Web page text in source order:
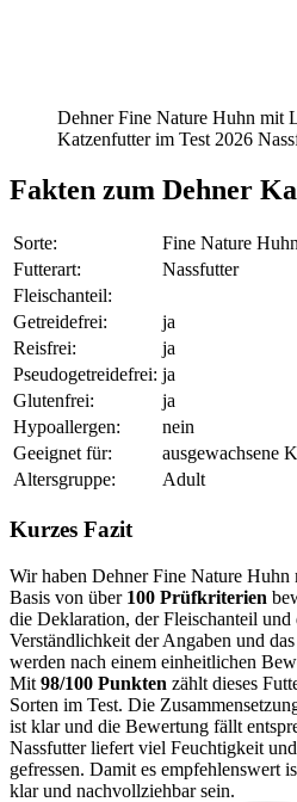
Dehner Fine Nature Huhn mit
Katzenfutter im Test 2026
Fakten zum Dehner
Sorte:
Fine Nature
Futterart:
Nassfutter
Fleischanteil:
Getreidefrei:
ja
Reisfrei:
ja
Pseudogetreidefrei: ja
Glutenfrei:
ja
Hypoallergen:
nein
Geeignet für:
ausgewachsene
Altersgruppe:
Adult
Kurzes Fazit
Wir haben Dehner Fine Nature
Basis von über 100 Prüfkriterien
die Deklaration, der Fleischanteil
Verständlichkeit der Angaben und
werden nach einem einheitlichen
Mit 98/100 Punkten zählt dieses
Sorten im Test. Die
ist klar und die Bewertung fällt
Nassfutter liefert viel Feuchtigkeit
gefressen. Damit es empfehlenswert
klar und nachvollziehbar sein.